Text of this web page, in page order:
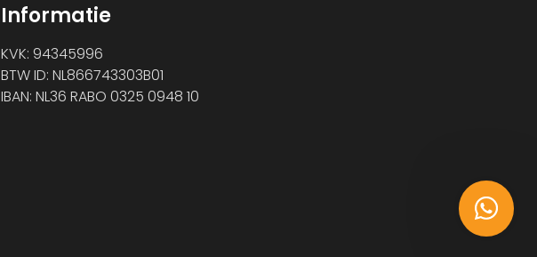
Informatie
KVK: 94345996
BTW ID: NL866743303B01
IBAN: NL36 RABO 0325 0948 10